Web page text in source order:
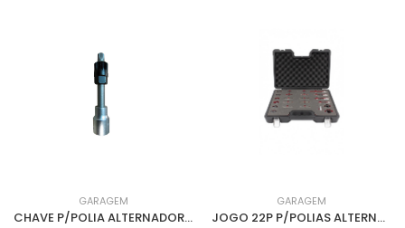
GARAGEM
CHAVE P/POLIA ALTERNADOR 1/2 XZN 3307
GARAGEM
JOGO 22P P/POLIAS ALTERNADOR 3311